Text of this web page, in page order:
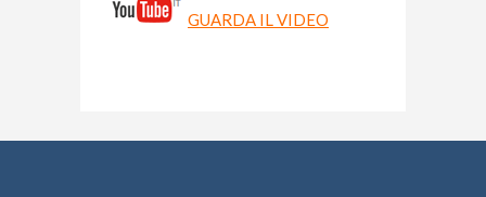
GUARDA IL VIDEO